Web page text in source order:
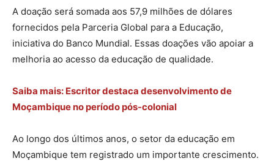
A doação será somada aos 57,9 milhões de dólares
fornecidos pela Parceria Global para a Educação,
iniciativa do Banco Mundial. Essas doações vão apoiar a
melhoria ao acesso da educação de qualidade.
Saiba mais: Escritor destaca desenvolvimento de
Moçambique no período pós-colonial
Ao longo dos últimos anos, o setor da educação em
Moçambique tem registrado um importante crescimento.